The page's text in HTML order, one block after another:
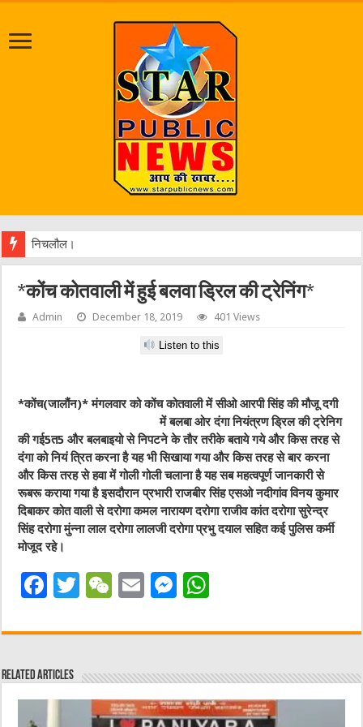
निचलौल। बजहा उर्फ अहिरौली
*कोंच कोतवाली में हुई बलवा ड्रिल की ट्रेनिंग*
Admin December 18, 2019 401 Views
Listen to this
*कोंच(जालौंन)* मंगलवार को कोंच कोतवाली में सीओआरपी सिंह की मौजू दगी
में बलबा ओर दंगा नियंत्रण ड्रिल की ट्रेनिग
की गई5त5 और बलबाइयो से निपटने के तौर तरीके बताये गये और किस तरह से
दंगा को नियं त्रित करना है यह भी सिखाया गया और किस तरह से बार करना
और किस तरह से हवा में गोली गोली चलाना है यह सब महत्वपूर्ण जानकारी से
रूबरू कराया गया है इसदौरान प्रभारी राजबीर सिंह एसओ नदीगांव विनय कुमार
दिबाकर कोत वाली से दरोगा कमल नारायण दरोगा राजीव कांत दरोगा सुरेन्द्र
सिंह दरोगा मुंन्ना लाल दरोगा लालजी दरोगा प्रभु दयाल सहित कई पुलिस कर्मी
मोजूद रहे।
F
c
e
b
T
it
r
W
C
at
E
ai
M
ss
n
g
at
A
p
Related Articles